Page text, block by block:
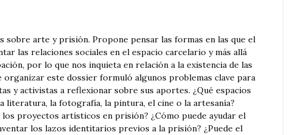
sobre arte y prisión. Propone pensar las formas en las que el
las relaciones sociales en el espacio carcelario y más allá
por lo que nos inquieta en relación a la existencia de las
este dossier formuló algunos problemas clave para
y activistas a reflexionar sobre sus aportes. ¿Qué espacios
literatura, la fotografía, la pintura, el cine o la artesanía?
los proyectos artísticos en prisión? ¿Cómo puede ayudar el
los lazos identitarios previos a la prisión? ¿Puede el